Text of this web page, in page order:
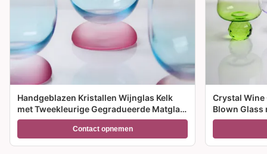
Handgeblazen Kristallen Wijnglas Kelk
met Tweekleurige Gegradueerde Matglas
Voet en 300ml Capaciteit voor
Wijncocktail en Woondecoratie
Contact opnemen
Crystal Wine
Blown Glass
meerdere